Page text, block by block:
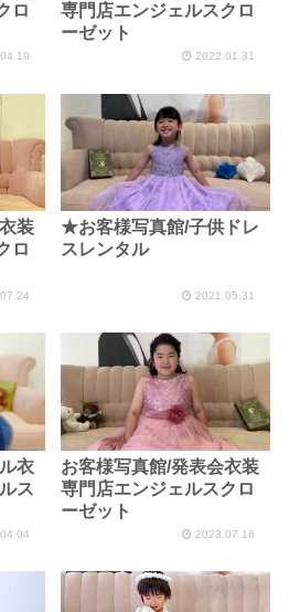
ロ
専門店エンジェルスクロ
ーゼット
2022.01.31
装
ロ
★お客様写真館/子供ドレ
スレンタル
2021.05.31
衣
ス
お客様写真館/発表会衣装
専門店エンジェルスクロ
ーゼット
2023.07.16